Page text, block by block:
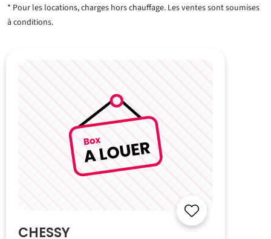
* Pour les locations, charges hors chauffage. Les ventes sont soumises
à conditions.
CHESSY